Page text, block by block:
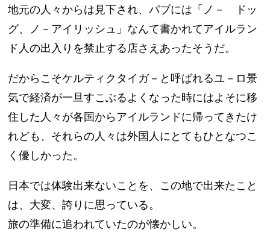
地元の人々からは見下され、パブには「ノ－ ドッ
グ、ノ－アイリッシュ」なんて書かれてアイルラン
ド人の出入りを禁止する店さえあったそうだ。
だからこそケルティクタイガ－と呼ばれるユ－ロ景
気で経済が一旦すこぶるよくなった時にはよそに移
住した人々が各国からアイルランドに帰ってきたけ
れども、それらの人々は外国人にとてもひとなつこ
く優しかった。
日本では体験出来ないことを、この地で出来たこと
は、大変、誇りに思っている。
旅の準備に追われていたのが懐かしい。